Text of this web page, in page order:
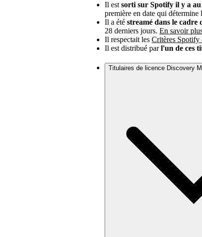
Il est sorti sur Spotify il y a
première en date qui
Il a été streamé dans le cadre
28 derniers jours. En savoir
Il respectait les Critères Spotify
Il est distribué parl'un de ces
Titulaires de licence Discovery